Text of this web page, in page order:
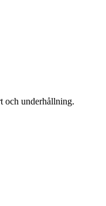
och underhållning.